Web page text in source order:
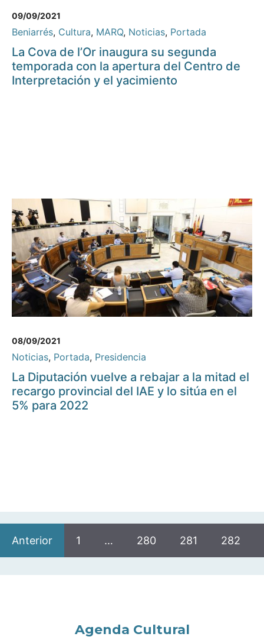
09/09/2021
Beniarrés, Cultura, MARQ, Noticias, Portada
La Cova de l’Or inaugura su segunda
temporada con la apertura del Centro de
Interpretación y el yacimiento
08/09/2021
Noticias, Portada, Presidencia
La Diputación vuelve a rebajar a la mitad el
recargo provincial del IAE y lo sitúa en el
5% para 2022
Anterior 1 … 280 281 282
Agenda Cultural